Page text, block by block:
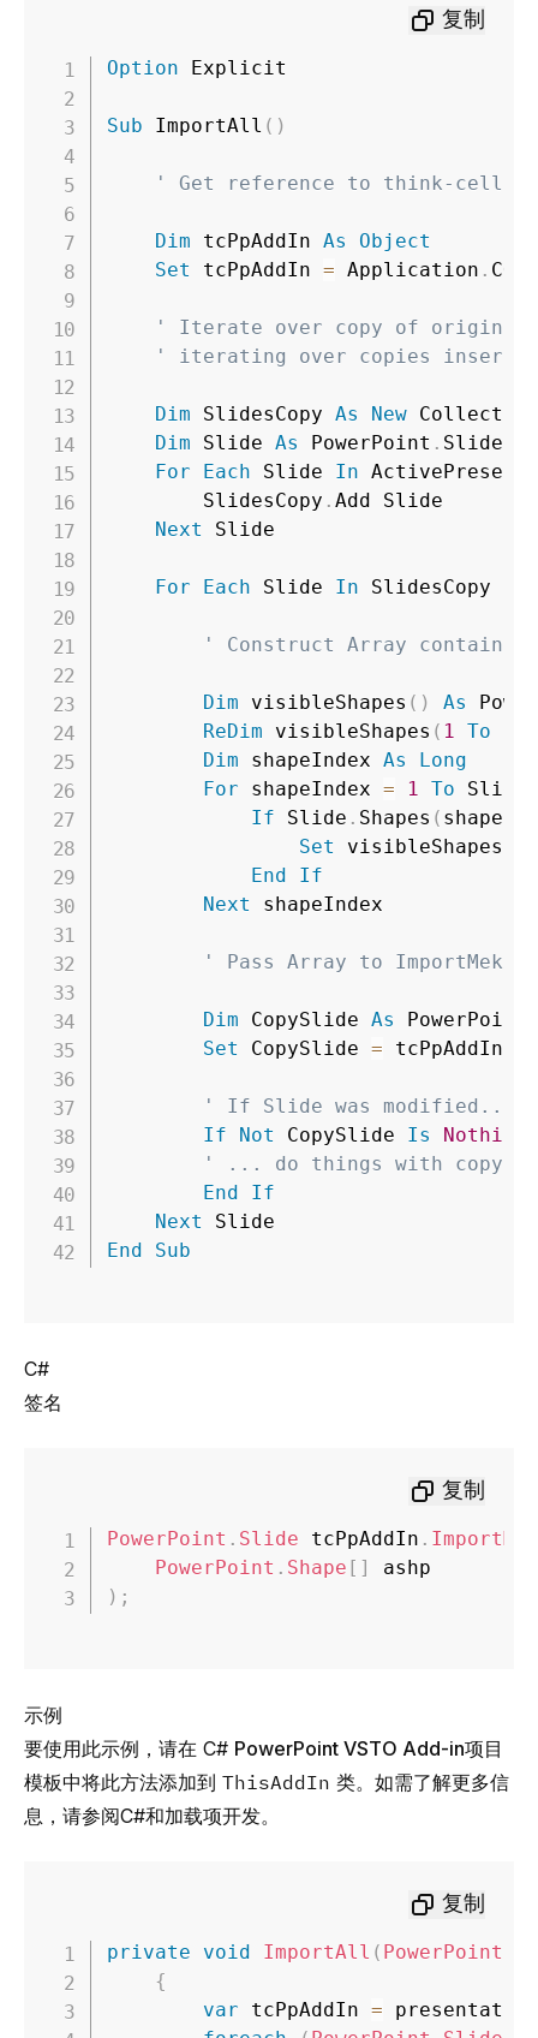
复制
Option Explicit
Sub ImportAll ( )
' Get reference to think-cell
Dim tcPpAddIn As
Object
Set tcPpAddIn = Application .
' Iterate over copy of original
' iterating over copies inserted
Dim SlidesCopy As New Collection
Dim Slide As PowerPoint . Slide
For
Each Slide In
        SlidesCopy
. Add Slide
Next Slide
For Each Slide In SlidesCopy
' Construct Array
Dim visibleShapes ( ) As
ReDim visibleShapes ( 1 To
Dim shapeIndex As
Long
For shapeIndex = 1 To Slide
If Slide . Shapes (
Set visibleShapes
End
If
Next shapeIndex
' Pass Array to
Dim CopySlide As PowerPoint
Set CopySlide = tcPpAddIn
' If Slide was modified...
If
Not CopySlide Is
Nothing
' ... do things with copy of
End
If
Next
End
Sub
C#
签名
复制
PowerPoint . Slide tcPpAddIn .
PowerPoint . Shape [ ]
) ;
示例
要使用此示例，请在 C# PowerPoint VSTO Add-in项目
模板中将此方法添加到 ThisAddIn 类。如需了解更多信
息，请参阅C#和加载项开发。
复制
private void ImportAll ( PowerPoint
{
var tcPpAddIn = presentation